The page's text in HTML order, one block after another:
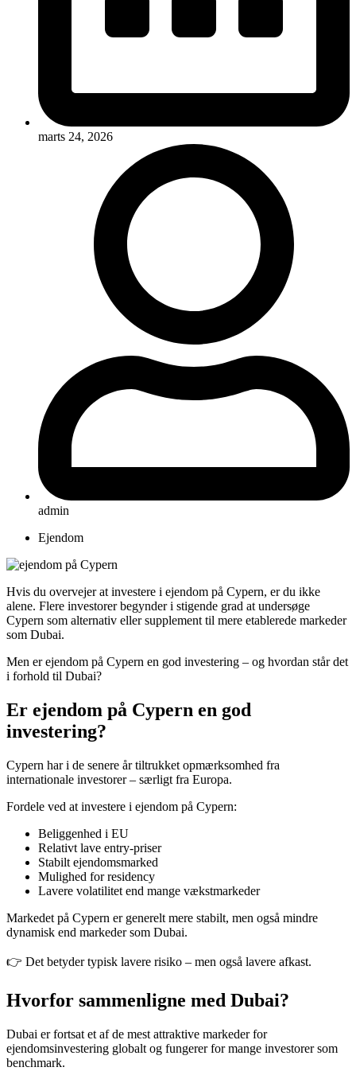
marts 24, 2026
admin
Ejendom
Hvis du overvejer at investere i ejendom på Cypern, er du ikke
alene. Flere investorer begynder i stigende grad at undersøge
Cypern som alternativ eller supplement til mere etablerede markeder
som Dubai.
Men er ejendom på Cypern en god investering – og hvordan står det
i forhold til Dubai?
Er ejendom på Cypern en god
investering?
Cypern har i de senere år tiltrukket opmærksomhed fra
internationale investorer – særligt fra Europa.
Fordele ved at investere i ejendom på Cypern:
Beliggenhed i EU
Relativt lave entry-priser
Stabilt ejendomsmarked
Mulighed for residency
Lavere volatilitet end mange vækstmarkeder
Markedet på Cypern er generelt mere stabilt, men også mindre
dynamisk end markeder som Dubai.
👉 Det betyder typisk lavere risiko – men også lavere afkast.
Hvorfor sammenligne med Dubai?
Dubai er fortsat et af de mest attraktive markeder for
ejendomsinvestering globalt og fungerer for mange investorer som
benchmark.